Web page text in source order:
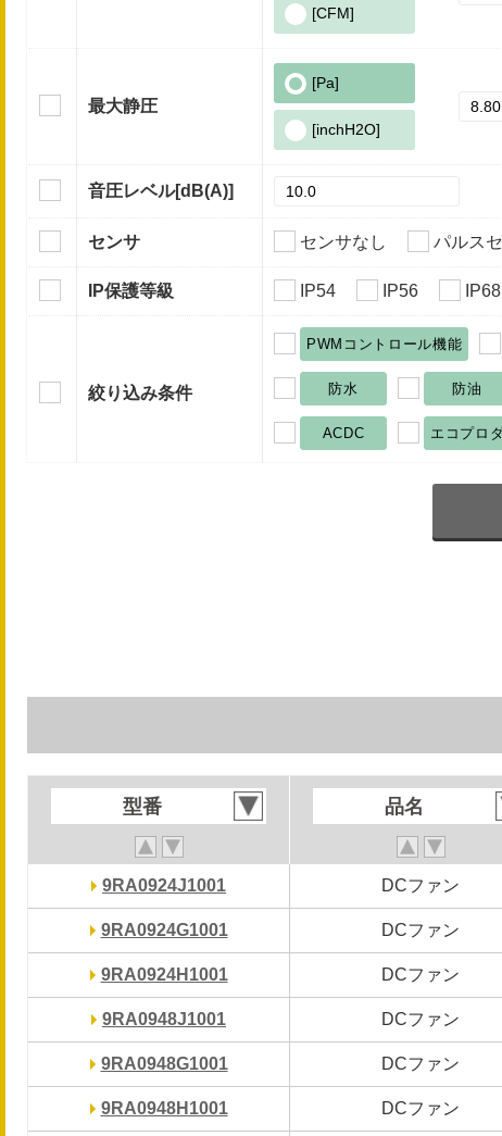
[CFM]
最大静圧
[Pa]
[inchH2O]
音圧レベル[dB(A)]
センサ センサなし パルス
IP保護等級 IP54 IP56 IP68
絞り込み条件
PWMコントロール機能
防水 防油
ACDC エコプロ
型番 品名
9RA0924J1001 DCファン
9RA0924G1001 DCファン
9RA0924H1001 DCファン
9RA0948J1001 DCファン
9RA0948G1001 DCファン
9RA0948H1001 DCファン
型番 品名
9RA0924J1001 DCファン
9RA0924G1001 DCファン
9RA0924H1001 DCファン
9RA0948J1001 DCファン
9RA0948G1001 DCファン
9RA0948H1001 DCファン